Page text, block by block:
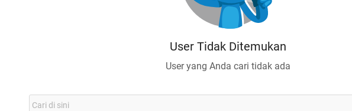
User Tidak Ditemukan
User yang Anda cari tidak ada